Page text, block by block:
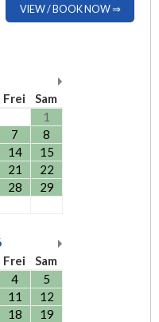
VIEW / BOOK NOW ⇒
Frei
Sam
1
7
8
14
15
21
22
28
29
Frei
Sam
4
5
11
12
18
19